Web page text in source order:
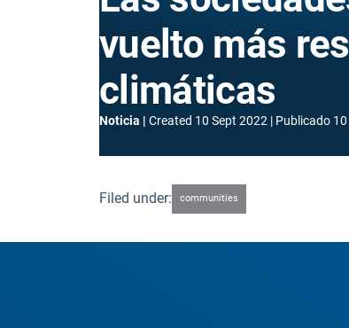
vuelto más
climáticas
Noticia Created 10 Sept 2022 Publicado
Filed under: communities